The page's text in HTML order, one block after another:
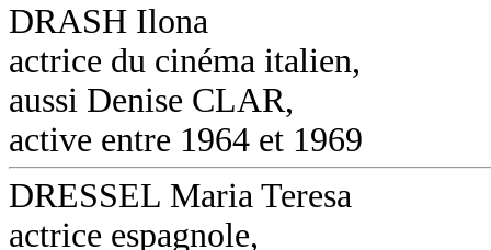
DRASH Ilona
actrice du cinéma italien,
aussi Denise CLAR,
active entre 1964 et 1969
DRESSEL Maria Teresa
actrice espagnole,